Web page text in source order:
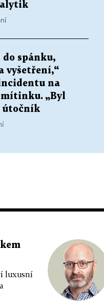
spánku,
vyšetření,“
na
„Byl
útočník
luxusní